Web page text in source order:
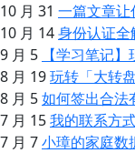
10 月 31 一篇文章让
10 月 14身份认证全
9 月 5
【学习笔记
8 月 19玩转「大转
8 月 5如何签出合法
7 月 15我的联系方
7 月 7小璋的家庭数